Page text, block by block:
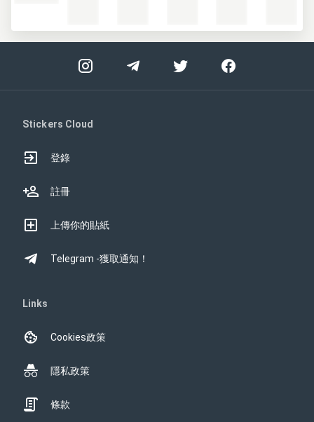
Stickers Cloud
登錄
註冊
上傳你的貼紙
Telegram -獲取通知！
Links
Cookies政策
隱私政策
條款